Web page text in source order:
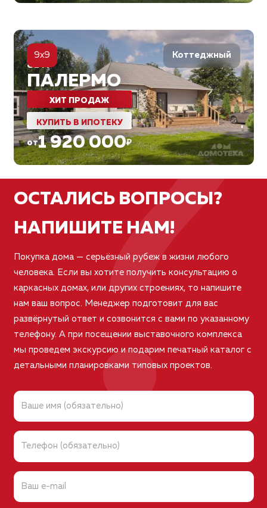
Коттеджный
9x9
81м²
ПАЛЕРМО
ХИТ ПРОДАЖ
КУПИТЬ В ИПОТЕКУ
от1 920 000₽
5
?
ОСТАЛИСЬ ВОПРОСЫ?
НАПИШИТЕ НАМ!
Покупка дома — серьёзный рубеж в жизни любого
человека. Если вы хотите получить консультацию о
каркасных домах, или других строениях, то напишите
нам ваш вопрос. Менеджер подготовит для вас
развёрнутый ответ и созвонится с вами по указанному
телефону. А при посещении выставочного комплекса
мы проведем экскурсию и подарим печатный каталог с
детальными планировками типовых проектов.